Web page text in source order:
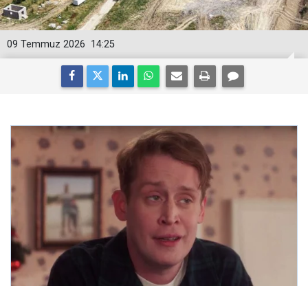
14:25
09 Temmuz 2026